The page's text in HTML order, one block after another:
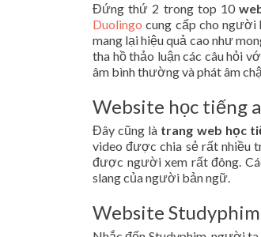
Đứng thứ 2 trong top 10
Duolingo cung cấp cho người
mang lại hiệu quả cao như
tha hồ thảo luận các câu hỏi
âm bình thường và phát âm
Website học tiếng
Đây cũng là trang web học
video được chia sẻ rất nhiều
được người xem rất đông.
slang của người bản ngữ.
Website Studyphim